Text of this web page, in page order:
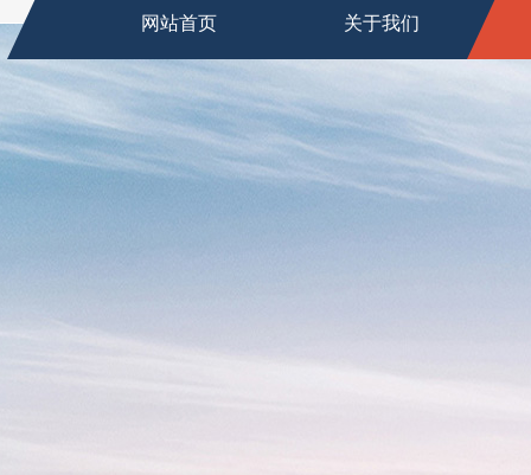
网站首页 关于我们